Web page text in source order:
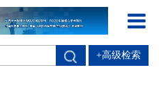
+高级检索